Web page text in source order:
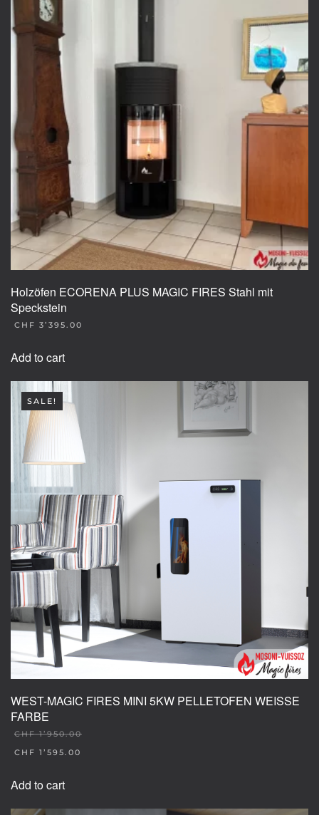
Holzöfen ECORENA PLUS MAGIC FIRES Stahl mit
Speckstein
CHF 3’395.00
Add to cart
SALE!
WEST-MAGIC FIRES MINI 5KW PELLETOFEN WEISSE
FARBE
CHF1’950.00
ORIGINAL
CHF 1'950.00.
CHF 1’595.00
IS:
Add to cart